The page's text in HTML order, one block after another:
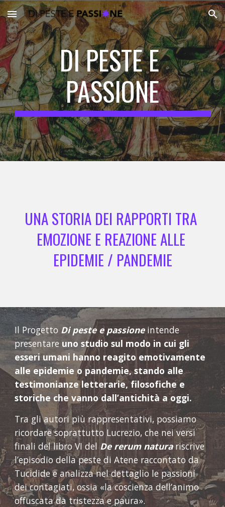
Skip to main content Skip to navigation
DI PESTE E
PASSIONE
UNA STORIA DEI RAPPORTI TRA
EMOZIONE E REAZIONE ALLE
EPIDEMIE / PANDEMIE
Il Progetto Di peste e passione intende
presentare uno studio sul modo in cui gli
esseri umani hanno reagito emotivamente
alle epidemie o pandemie, stando alle
testimonianze letterarie, filosofiche e
storiche che vanno dall’antichità a oggi.
Tra gli autori più rappresentativi, possiamo
ricordare soprattutto Lucrezio, che nei versi
finali del libro VI del De rerum natura riscrive
l’episodio della peste di Atene raccontato da
Tucidide e analizza nel dettaglio le passioni
dei contagiati, ossia «la coscienza dell’animo
offuscata da tristezza e paura».